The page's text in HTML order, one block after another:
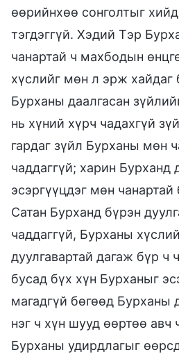
өөрийнхөө сонголтыг
тэгдэггүй. Хэдий Тэр
чанартай ч махбодын
хүслийг мөн л эрж хайдаг
Бурханы даалгасан
нь хүний хүрч чадахгүй
гардаг зүйл Бурханы мөн
чаддаггүй; харин Бурханд
эсэргүүцдэг мөн
Сатан Бурханд бүрэн
чаддаггүй, Бурханы
дуулгавартай дагаж бүр ч
бусад бүх хүн Бурханыг
магадгүй бөгөөд Бурханы
нэг ч хүн шууд өөртөө авч
Бурханы удирдлагыг